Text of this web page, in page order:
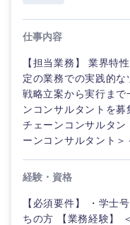
画・事業
経営ボー
ド
管理
SCM
人事
経営ボード
管理
SCM
マーケティング
エネルギー・
自動車・機械
素材・化学・
北海道
秋田県
宮城県
福島県
希望年収
推奨年齢
フリーワード
仕事内容
【担当業務】 業界特
定の業務での実践的な
戦略立案から実行ま
ンコンサルタントを
チェーンコンサルタン
ーンコンサルタント＞
経験・資格
【必須要件】 ・学士
ちの方 【業務経験】